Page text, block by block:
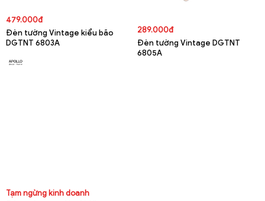
479.000đ
Đèn tường Vintage kiểu bão
DGTNT 6803A
289.000đ
Đèn tường Vintage DGTNT
6805A
Tạm ngừng kinh doanh